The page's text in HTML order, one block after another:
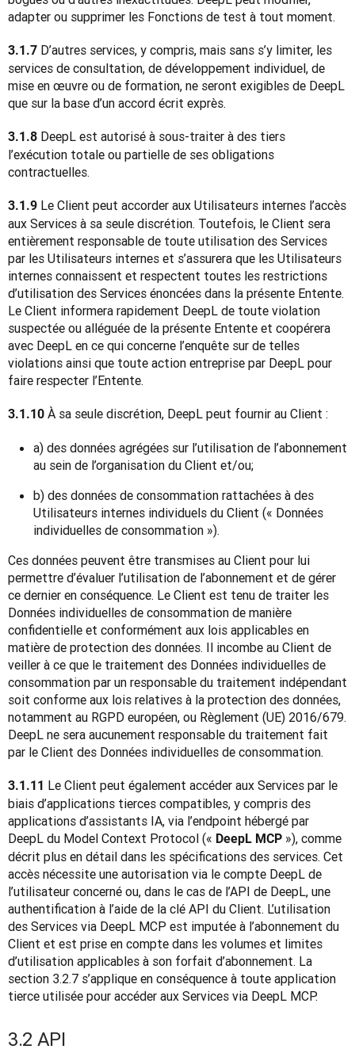
adapter ou supprimer les Fonctions de test à tout moment.
3.1.7 D’autres services, y compris, mais sans s’y limiter, les
services de consultation, de développement individuel, de
mise en œuvre ou de formation, ne seront exigibles de DeepL
que sur la base d’un accord écrit exprès.
3.1.8 DeepL est autorisé à sous-traiter à des tiers
l’exécution totale ou partielle de ses obligations
contractuelles.
3.1.9 Le Client peut accorder aux Utilisateurs internes l’accès
aux Services à sa seule discrétion. Toutefois, le Client sera
entièrement responsable de toute utilisation des Services
par les Utilisateurs internes et s’assurera que les Utilisateurs
internes connaissent et respectent toutes les restrictions
d’utilisation des Services énoncées dans la présente Entente.
Le Client informera rapidement DeepL de toute violation
suspectée ou alléguée de la présente Entente et coopérera
avec DeepL en ce qui concerne l’enquête sur de telles
violations ainsi que toute action entreprise par DeepL pour
faire respecter l’Entente.
3.1.10 À sa seule discrétion, DeepL peut fournir au Client :
a) des données agrégées sur l’utilisation de l’abonnement
au sein de l’organisation du Client et/ou;
b) des données de consommation rattachées à des
Utilisateurs internes individuels du Client (« Données
individuelles de consommation »).
Ces données peuvent être transmises au Client pour lui
permettre d’évaluer l’utilisation de l’abonnement et de gérer
ce dernier en conséquence. Le Client est tenu de traiter les
Données individuelles de consommation de manière
confidentielle et conformément aux lois applicables en
matière de protection des données. Il incombe au Client de
veiller à ce que le traitement des Données individuelles de
consommation par un responsable du traitement indépendant
soit conforme aux lois relatives à la protection des données,
notamment au RGPD européen, ou Règlement (UE) 2016/679.
DeepL ne sera aucunement responsable du traitement fait
par le Client des Données individuelles de consommation.
3.1.11 Le Client peut également accéder aux Services par le
biais d’applications tierces compatibles, y compris des
applications d’assistants IA, via l’endpoint hébergé par
DeepL du Model Context Protocol (« DeepL MCP »), comme
décrit plus en détail dans les spécifications des services. Cet
accès nécessite une autorisation via le compte DeepL de
l’utilisateur concerné ou, dans le cas de l’API de DeepL, une
authentification à l’aide de la clé API du Client. L’utilisation
des Services via DeepL MCP est imputée à l’abonnement du
Client et est prise en compte dans les volumes et limites
d’utilisation applicables à son forfait d’abonnement. La
section 3.2.7 s’applique en conséquence à toute application
tierce utilisée pour accéder aux Services via DeepL MCP.
3.2 API